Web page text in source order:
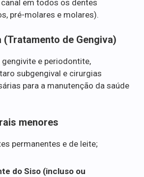
em todos os dentes
pré-molares e molares).
(Tratamento de Gengiva)
e periodontite,
subgengival e cirurgias
para a manutenção da saúde
menores
permanentes e de leite;
do Siso (incluso ou